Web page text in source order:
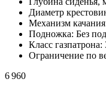
Диаметр
Механизм
Подножка: Без
Класс газпатрона:
Ограничение по
6 960